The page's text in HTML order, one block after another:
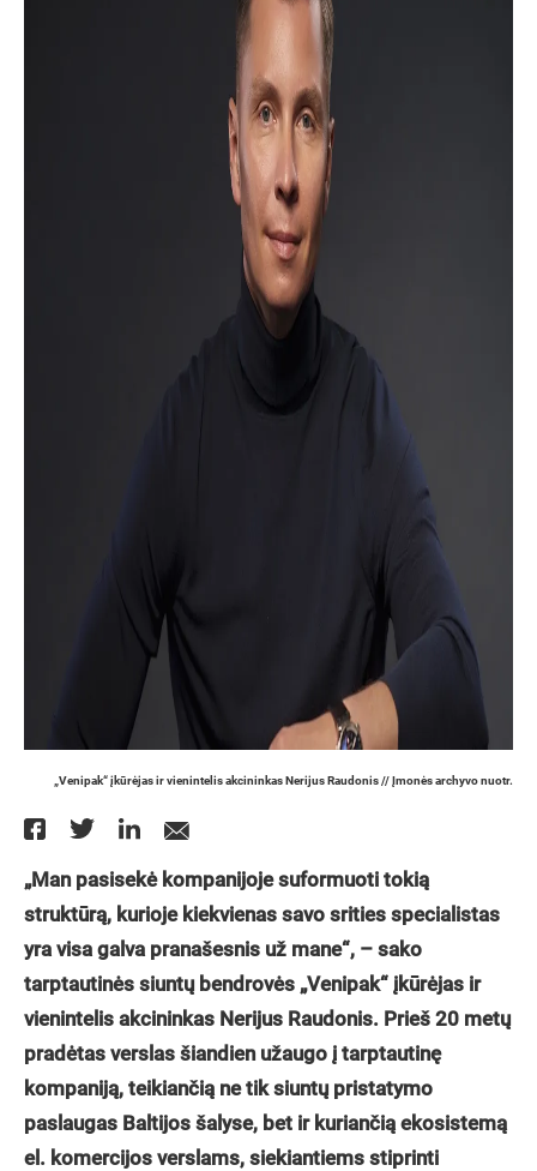
„Venipak“ įkūrėjas ir vienintelis akcininkas Nerijus Raudonis // Įmonės archyvo nuotr.
„Man pasisekė kompanijoje suformuoti tokią
struktūrą, kurioje kiekvienas savo srities specialistas
yra visa galva pranašesnis už mane“, – sako
tarptautinės siuntų bendrovės „Venipak“ įkūrėjas ir
vienintelis akcininkas Nerijus Raudonis. Prieš 20 metų
pradėtas verslas šiandien užaugo į tarptautinę
kompaniją, teikiančią ne tik siuntų pristatymo
paslaugas Baltijos šalyse, bet ir kuriančią ekosistemą
el. komercijos verslams, siekiantiems stiprinti